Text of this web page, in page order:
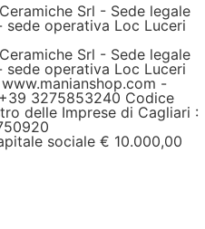
Srl - Sede legale
sede operativa Loc Luceri
Srl - Sede legale
sede operativa Loc Luceri
-
3275853240 Codice
delle Imprese di Cagliari :
sociale € 10.000,00